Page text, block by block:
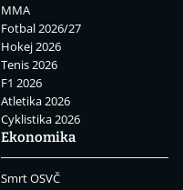
MMA
Fotbal 2026/27
Hokej 2026
Tenis 2026
F1 2026
Atletika 2026
Cyklistika 2026
Ekonomika
Smrt OSVČ